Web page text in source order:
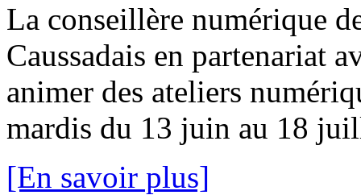
La conseillère numérique
Caussadais en partenariat
animer des ateliers
mardis du 13 juin au 18
[En savoir plus]